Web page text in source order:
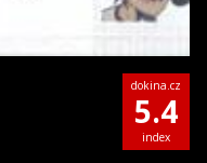
dokina.cz
5.4
index